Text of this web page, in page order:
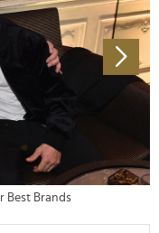
Best Brands